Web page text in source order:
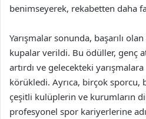
benimseyerek, rekabetten daha
Yarışmalar sonunda, başarılı
kupalar verildi. Bu ödüller, genç
artırdı ve gelecekteki yarışmalara
körükledi. Ayrıca, birçok sporcu,
çeşitli kulüplerin ve kurumların
profesyonel spor kariyerlerine